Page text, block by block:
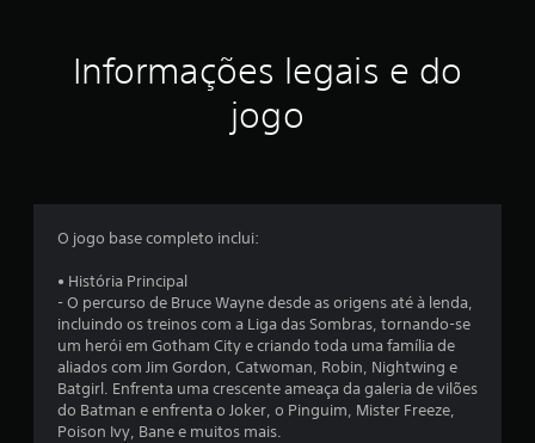
ç
i
a
d
Informações legais e do
jogo
O jogo base completo inclui:
• História Principal
- O percurso de Bruce Wayne desde as origens até à lenda,
incluindo os treinos com a Liga das Sombras, tornando-se
um herói em Gotham City e criando toda uma família de
aliados com Jim Gordon, Catwoman, Robin, Nightwing e
Batgirl. Enfrenta uma crescente ameaça da galeria de vilões
do Batman e enfrenta o Joker, o Pinguim, Mister Freeze,
Poison Ivy, Bane e muitos mais.